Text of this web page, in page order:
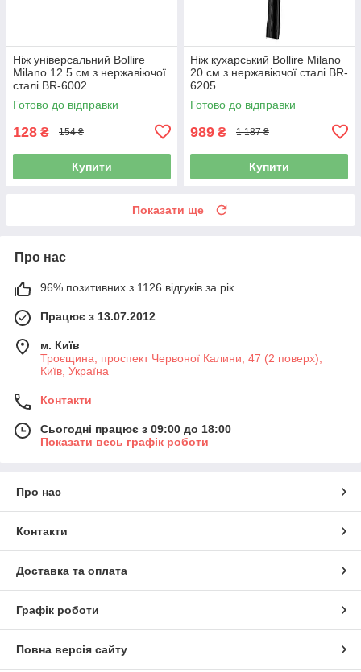
Ніж універсальний Bollire
Milano 12.5 см з нержавіючої
сталі BR-6002
Готово до відправки
128 ₴ 154 ₴
Купити
Ніж кухарський Bollire Milano
20 см з нержавіючої сталі BR-
6205
Готово до відправки
989 ₴ 1 187 ₴
Купити
Показати ще
Про нас
96% позитивних з 1126 відгуків за рік
Працює з 13.07.2012
м. Київ
Троєщина, проспект Червоної Калини, 47 (2 поверх),
Київ, Україна
Контакти
Сьогодні працює з 09:00 до 18:00
Показати весь графік роботи
Про нас
Контакти
Доставка та оплата
Графік роботи
Повна версія сайту